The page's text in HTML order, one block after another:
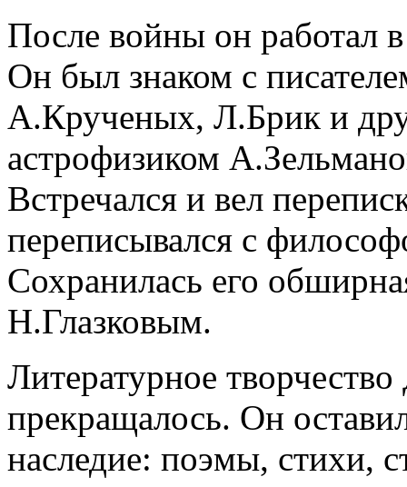
После войны он работал
Он был знаком с
А.Крученых, Л.Брик и
астрофизиком
Встречался и вел
переписывался с
Сохранилась его
Н.Глазковым.
Литературное
прекращалось. Он
наследие: поэмы, стихи,